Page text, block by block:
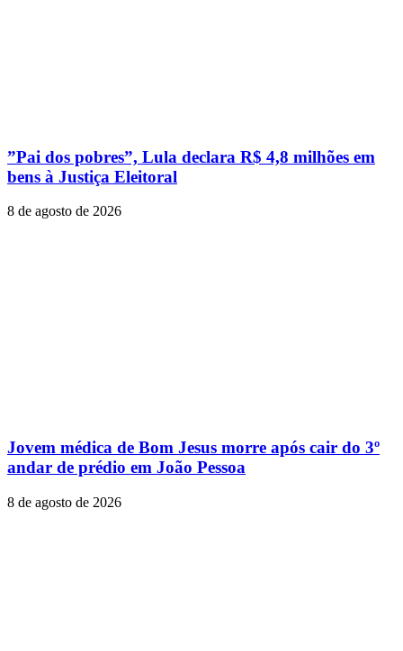
”Pai dos pobres”, Lula declara R$ 4,8 milhões em
bens à Justiça Eleitoral
8 de agosto de 2026
Jovem médica de Bom Jesus morre após cair do 3º
andar de prédio em João Pessoa
8 de agosto de 2026